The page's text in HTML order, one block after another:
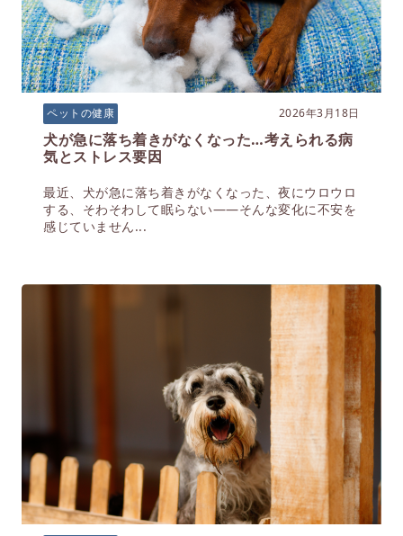
ペットの健康 2026年3月18日
犬が急に落ち着きがなくなった…考えられる病
気とストレス要因
最近、犬が急に落ち着きがなくなった、夜にウロウロ
する、そわそわして眠らない——そんな変化に不安を
感じていません...